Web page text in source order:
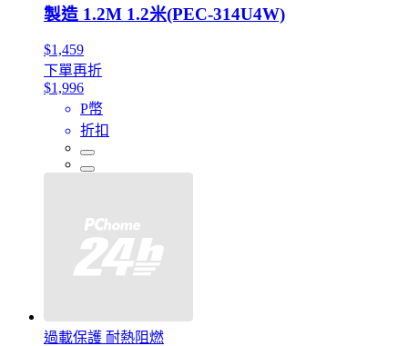
製造 1.2M 1.2米(PEC-314U4W)
$1,459
下單再折
$1,996
P幣
折扣
過載保護 耐熱阻燃